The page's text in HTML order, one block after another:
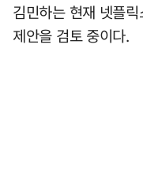
김민하는 현재 넷플
제안을 검토 중이다.